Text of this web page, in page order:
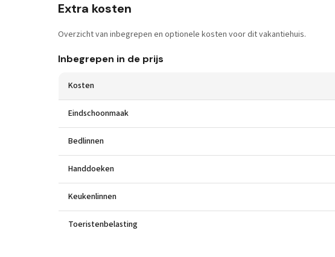
Extra kosten
Overzicht van inbegrepen en optionele kosten voor dit vakantiehuis.
Inbegrepen in de prijs
Kosten
Eindschoonmaak
Bedlinnen
Handdoeken
Keukenlinnen
Toeristenbelasting